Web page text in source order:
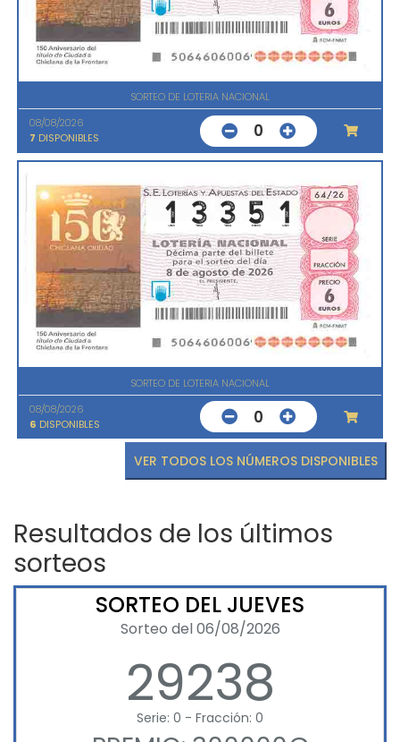
SORTEO DE LOTERIA NACIONAL
08/08/2026
7 DISPONIBLES 0
SORTEO DE LOTERIA NACIONAL
08/08/2026
6 DISPONIBLES 0
VER TODOS LOS NÚMEROS DISPONIBLES
Resultados de los últimos
sorteos
SORTEO DEL JUEVES
Sorteo del 06/08/2026
29238
Serie: 0 - Fracción: 0